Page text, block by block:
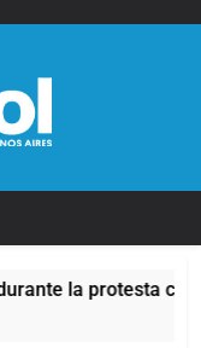
la protesta